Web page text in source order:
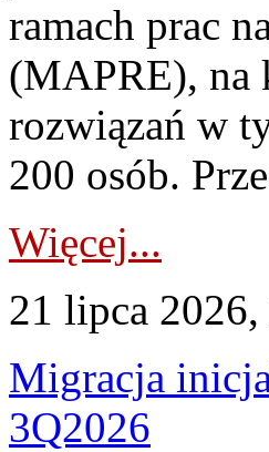
ramach prac
(MAPRE), na
rozwiązań w
200 osób.
Więcej...
21 lipca
Migracja
3Q2026